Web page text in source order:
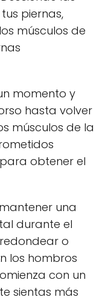
piernas,
músculos de
momento y
hasta volver
músculos de la
obtener el
una
durante el
o
los hombros
con un
sientas más